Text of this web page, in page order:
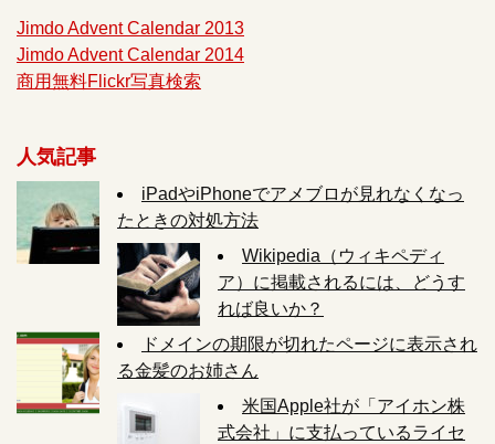
Jimdo Advent Calendar 2013
Jimdo Advent Calendar 2014
商用無料Flickr写真検索
人気記事
iPadやiPhoneでアメブロが見れなくなっ
たときの対処方法
Wikipedia（ウィキペディ
ア）に掲載されるには、どうす
れば良いか？
ドメインの期限が切れたページに表示され
る金髪のお姉さん
米国Apple社が「アイホン株
式会社」に支払っているライセ